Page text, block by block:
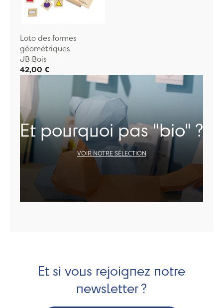
Loto des formes
géométriques
JB Bois
42,00 €
Et pourquoi pas "bio" ?
VOIR NOTRE SÉLECTION
Et si vous rejoignez notre
newsletter ?